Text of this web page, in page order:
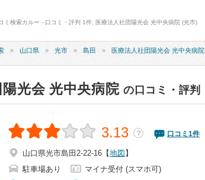
ミ検索カルー - 口コミ・評判 1件: 医療法人社団陽光会 光中央病院 (光市)
山口県 光市 島田 医療法人社団陽光会 光中央病院
光会 光中央病院 の口コミ・評判
3.13 ？ 口コミ 1件
山口県光市島田2-22-16 【地図 】
駐車場あり
マイナ受付 (スマホ可)